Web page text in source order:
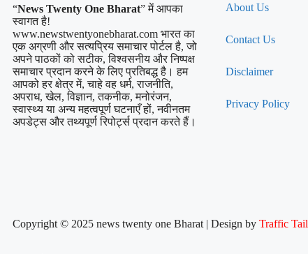
“News Twenty One Bharat” में आपका
स्वागत है!
www.newstwentyonebharat.com भारत का
एक अग्रणी और सत्यप्रिय समाचार पोर्टल है, जो
अपने पाठकों को सटीक, विश्वसनीय और निष्पक्ष
समाचार प्रदान करने के लिए प्रतिबद्ध है। हम
आपको हर क्षेत्र में, चाहे वह धर्म, राजनीति,
अपराध, खेल, विज्ञान, तकनीक, मनोरंजन,
स्वास्थ्य या अन्य महत्वपूर्ण घटनाएँ हों, नवीनतम
अपडेट्स और तथ्यपूर्ण रिपोर्ट्स प्रदान करते हैं।
About Us
Contact Us
Disclaimer
Privacy Policy
Copyright © 2025 news twenty one Bharat | Design by Traffic Tail